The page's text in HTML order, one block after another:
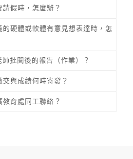
假時，怎麼辦？
硬體或軟體有意見想表達時，怎
批閱後的報告（作業）？
與成績何時寄發？
育處同工聯絡？